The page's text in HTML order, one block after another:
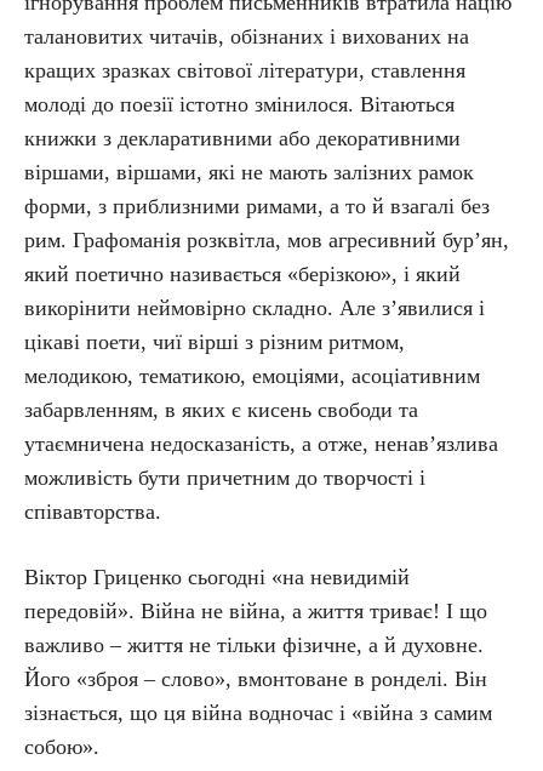
талановитих читачів, обізнаних і вихованих на
кращих зразках світової літератури, ставлення
молоді до поезії істотно змінилося. Вітаються
книжки з декларативними або декоративними
віршами, віршами, які не мають залізних рамок
форми, з приблизними римами, а то й взагалі без
рим. Графоманія розквітла, мов агресивний бур’ян,
який поетично називається «берізкою», і який
викорінити неймовірно складно. Але з’явилися і
цікаві поети, чиї вірші з різним ритмом,
мелодикою, тематикою, емоціями, асоціативним
забарвленням, в яких є кисень свободи та
утаємничена недосказаність, а отже, не­на­в’яз­ли­ва
можливість бути причетним до творчості і
співавторства.
Віктор Гриценко сьогодні «на невидимій
передовій». Війна не війна, а життя триває! І що
важливо – життя не тільки фізичне, а й духовне.
Його «зброя – слово», вмонтоване в ронделі. Він
зізнається, що ця війна водночас і «війна з самим
собою».